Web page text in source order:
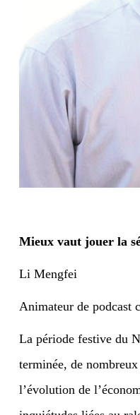
Mieux vaut jouer la
Li Mengfei
Animateur de podcast
La période festive du
terminée, de
l’évolution de